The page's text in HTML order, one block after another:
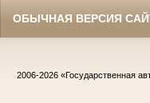
ОБЫЧНАЯ ВЕРСИЯ
2006-2026 «Государственная